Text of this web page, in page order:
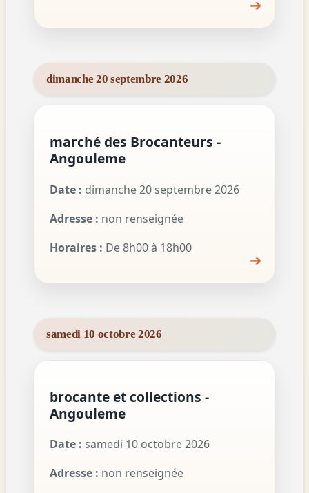
➔
dimanche 20 septembre 2026
marché des Brocanteurs -
Angouleme
Date : dimanche 20 septembre 2026
Adresse : non renseignée
Horaires : De 8h00 à 18h00
➔
samedi 10 octobre 2026
brocante et collections -
Angouleme
Date : samedi 10 octobre 2026
Adresse : non renseignée